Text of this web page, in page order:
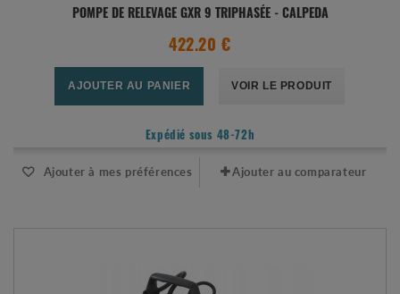
POMPE DE RELEVAGE GXR 9 TRIPHASÉE - CALPEDA
422.20 €
AJOUTER AU PANIER VOIR LE PRODUIT
Expédié sous 48-72h
Ajouter à mes préférences Ajouter au comparateur